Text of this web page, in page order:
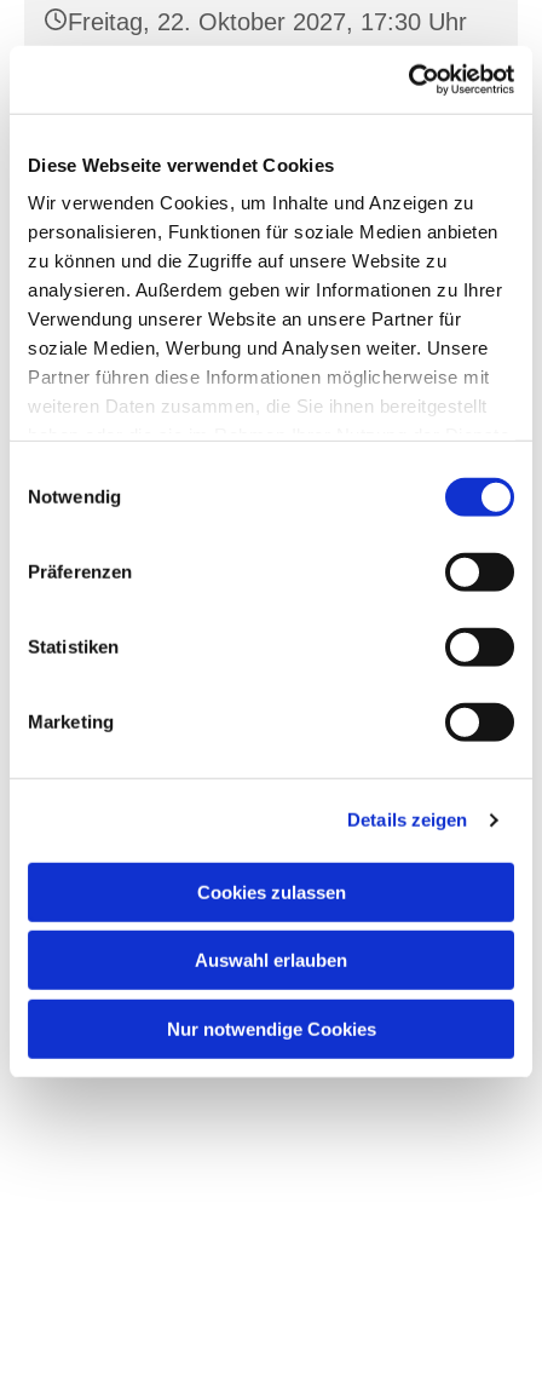
Diese Webseite verwendet Cookies
Wir verwenden Cookies, um Inhalte und Anzeigen zu
personalisieren, Funktionen für soziale Medien anbieten
zu können und die Zugriffe auf unsere Website zu
analysieren. Außerdem geben wir Informationen zu Ihrer
Verwendung unserer Website an unsere Partner für
soziale Medien, Werbung und Analysen weiter. Unsere
Partner führen diese Informationen möglicherweise mit
weiteren Daten zusammen, die Sie ihnen bereitgestellt
Notwendig
Präferenzen
Statistiken
Marketing
Details zeigen
Cookies zulassen
Auswahl erlauben
Nur notwendige Cookies
Freitag, 22. Oktober 2027, 17:30 Uhr
Heilig Kreuz, Franz-Mehring-Str. 4,
15230 Frankfurt (Oder)
interessieren